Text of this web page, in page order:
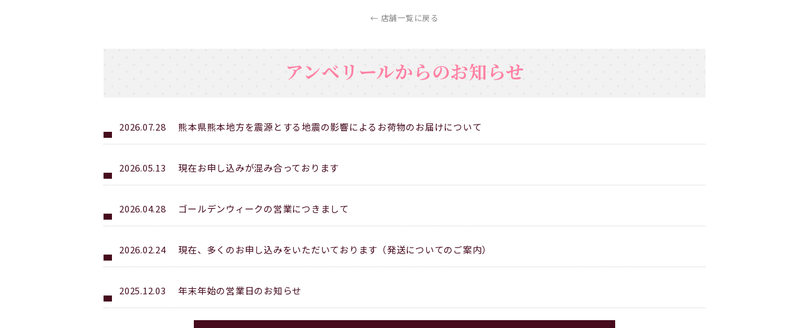
← 店舗一覧に戻る
アンベリールからのお知らせ
2026.07.28 熊本県熊本地方を震源とする地震の影響によるお荷物のお届けについて
2026.05.13 現在お申し込みが混み合っております
2026.04.28 ゴールデンウィークの営業につきまして
2026.02.24 現在、多くのお申し込みをいただいております（発送についてのご案内）
2025.12.03 年末年始の営業日のお知らせ